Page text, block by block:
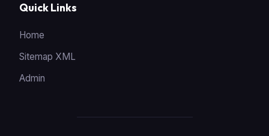
Quick Links
Home
Sitemap XML
Admin